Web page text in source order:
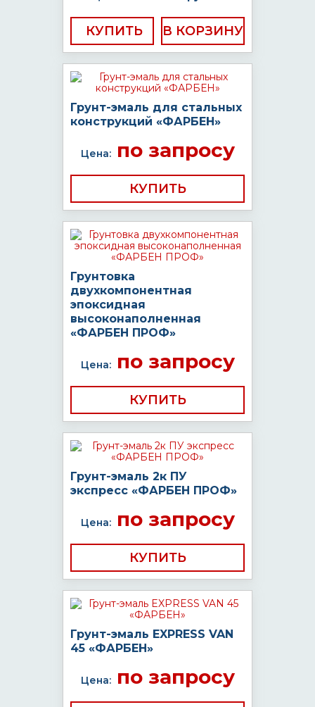
КУПИТЬ
Грунт-эмаль для стальных
конструкций «ФАРБЕН»
Цена:по запросу
КУПИТЬ
Грунтовка
двухкомпонентная
эпоксидная
высоконаполненная
«ФАРБЕН ПРОФ»
Цена:по запросу
КУПИТЬ
Грунт-эмаль 2к ПУ
экспресс «ФАРБЕН ПРОФ»
Цена:по запросу
КУПИТЬ
Грунт-эмаль EXPRESS VAN
45 «ФАРБЕН»
Цена:по запросу